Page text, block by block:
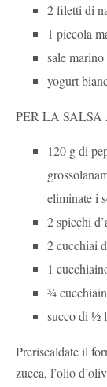
2 filetti di
1 piccola
sale
yogurt
PER LA SALSA
120 g di
eliminate i
2 spicchi
2 cucchiai
1
¾
succo di ½
Preriscaldate il
zucca, l’olio